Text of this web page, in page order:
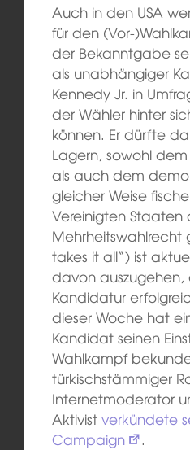
Auch in den USA
für den (Vor-
der Bekanntgabe
als unabhängiger
Kennedy Jr. in
der Wähler hinter
können. Er dürfte
Lagern, sowohl
als auch dem
gleicher Weise
Vereinigten Staaten
Mehrheitswahlrecht
takes it all“) ist
davon auszugehen,
Kandidatur
dieser Woche hat
Kandidat seinen
Wahlkampf
türkischstämmiger
Internetmoderator
Aktivist verkündete
Campaign
.